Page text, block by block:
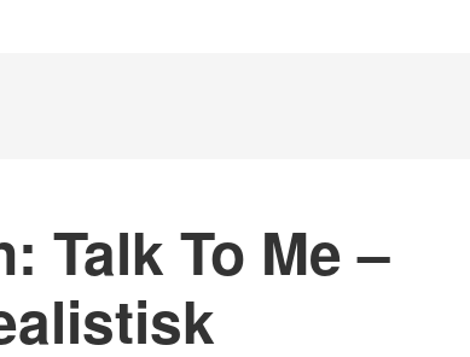
Talk To Me –